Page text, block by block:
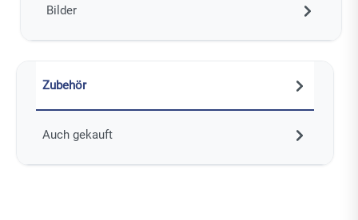
Bilder
Zubehör
Auch gekauft